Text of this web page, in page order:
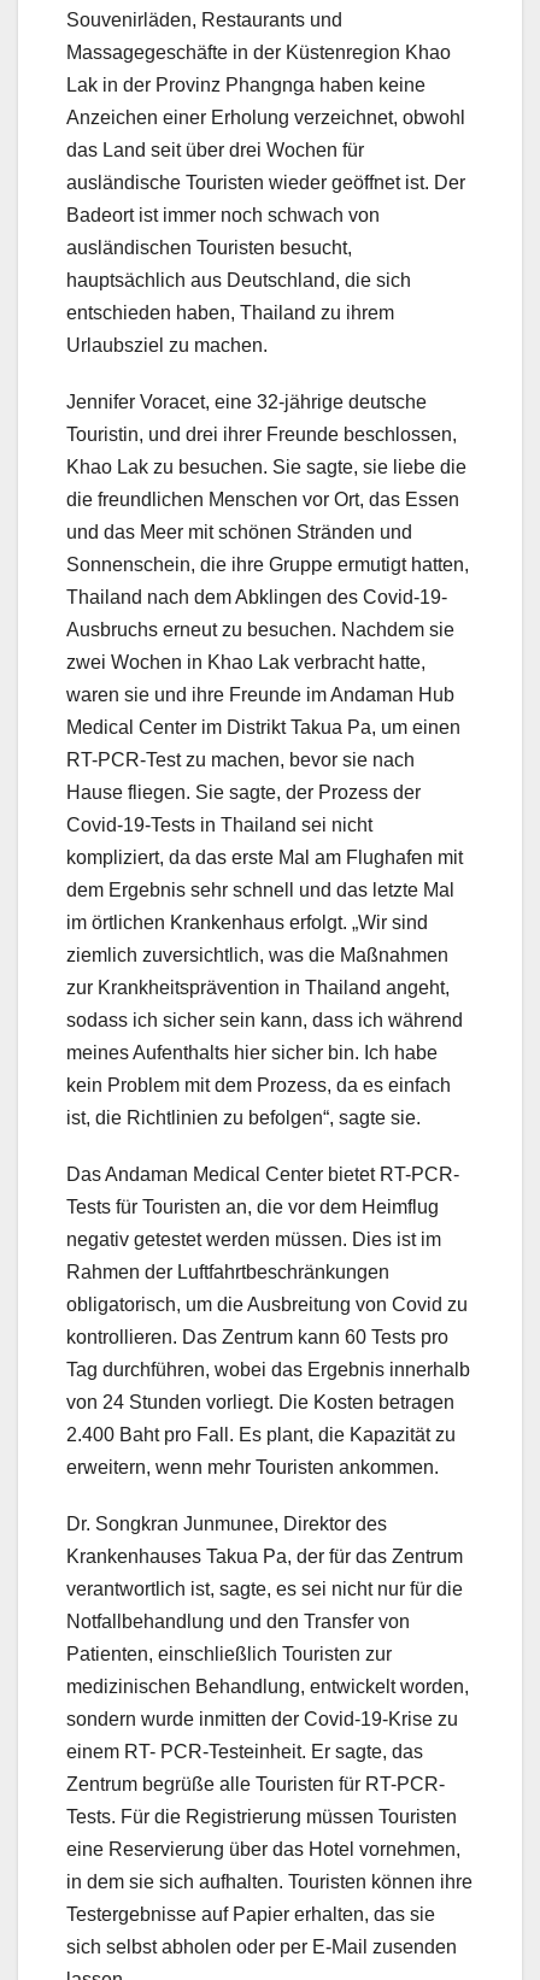
Souvenirläden, Restaurants und
Massagegeschäfte in der Küstenregion Khao
Lak in der Provinz Phangnga haben keine
Anzeichen einer Erholung verzeichnet, obwohl
das Land seit über drei Wochen für
ausländische Touristen wieder geöffnet ist. Der
Badeort ist immer noch schwach von
ausländischen Touristen besucht,
hauptsächlich aus Deutschland, die sich
entschieden haben, Thailand zu ihrem
Urlaubsziel zu machen.
Jennifer Voracet, eine 32-jährige deutsche
Touristin, und drei ihrer Freunde beschlossen,
Khao Lak zu besuchen. Sie sagte, sie liebe die
die freundlichen Menschen vor Ort, das Essen
und das Meer mit schönen Stränden und
Sonnenschein, die ihre Gruppe ermutigt hatten,
Thailand nach dem Abklingen des Covid-19-
Ausbruchs erneut zu besuchen. Nachdem sie
zwei Wochen in Khao Lak verbracht hatte,
waren sie und ihre Freunde im Andaman Hub
Medical Center im Distrikt Takua Pa, um einen
RT-PCR-Test zu machen, bevor sie nach
Hause fliegen. Sie sagte, der Prozess der
Covid-19-Tests in Thailand sei nicht
kompliziert, da das erste Mal am Flughafen mit
dem Ergebnis sehr schnell und das letzte Mal
im örtlichen Krankenhaus erfolgt. „Wir sind
ziemlich zuversichtlich, was die Maßnahmen
zur Krankheitsprävention in Thailand angeht,
sodass ich sicher sein kann, dass ich während
meines Aufenthalts hier sicher bin. Ich habe
kein Problem mit dem Prozess, da es einfach
ist, die Richtlinien zu befolgen“, sagte sie.
Das Andaman Medical Center bietet RT-PCR-
Tests für Touristen an, die vor dem Heimflug
negativ getestet werden müssen. Dies ist im
Rahmen der Luftfahrtbeschränkungen
obligatorisch, um die Ausbreitung von Covid zu
kontrollieren. Das Zentrum kann 60 Tests pro
Tag durchführen, wobei das Ergebnis innerhalb
von 24 Stunden vorliegt. Die Kosten betragen
2.400 Baht pro Fall. Es plant, die Kapazität zu
erweitern, wenn mehr Touristen ankommen.
Dr. Songkran Junmunee, Direktor des
Krankenhauses Takua Pa, der für das Zentrum
verantwortlich ist, sagte, es sei nicht nur für die
Notfallbehandlung und den Transfer von
Patienten, einschließlich Touristen zur
medizinischen Behandlung, entwickelt worden,
sondern wurde inmitten der Covid-19-Krise zu
einem RT- PCR-Testeinheit. Er sagte, das
Zentrum begrüße alle Touristen für RT-PCR-
Tests. Für die Registrierung müssen Touristen
eine Reservierung über das Hotel vornehmen,
in dem sie sich aufhalten. Touristen können ihre
Testergebnisse auf Papier erhalten, das sie
sich selbst abholen oder per E-Mail zusenden